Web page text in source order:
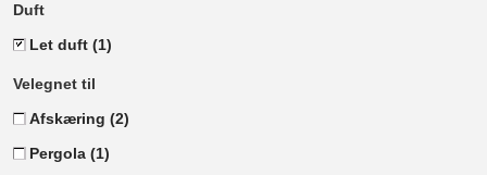
Duft
Let duft (1)
Velegnet til
Afskæring (2)
Pergola (1)